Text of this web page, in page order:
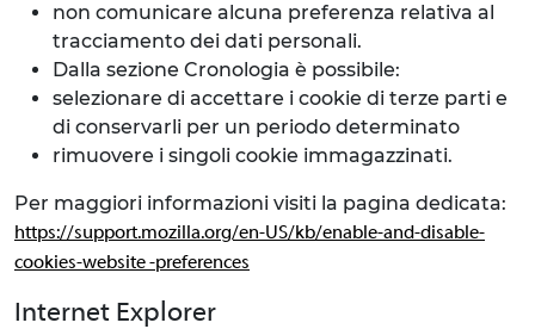
non comunicare alcuna preferenza relativa al
tracciamento dei dati personali.
Dalla sezione Cronologia è possibile:
selezionare di accettare i cookie di terze parti e
di conservarli per un periodo determinato
rimuovere i singoli cookie immagazzinati.
Per maggiori informazioni visiti la pagina dedicata:
https://support.mozilla.org/en-US/kb/enable-and-disable-
cookies-website -preferences
Internet Explorer